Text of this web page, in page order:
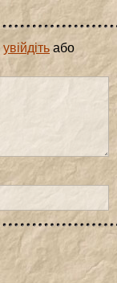
увійдіть або